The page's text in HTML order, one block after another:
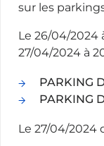
sur les
Le 26/04/2024
27/04/2024 à
PARKING
PARKING
Le 27/04/2024